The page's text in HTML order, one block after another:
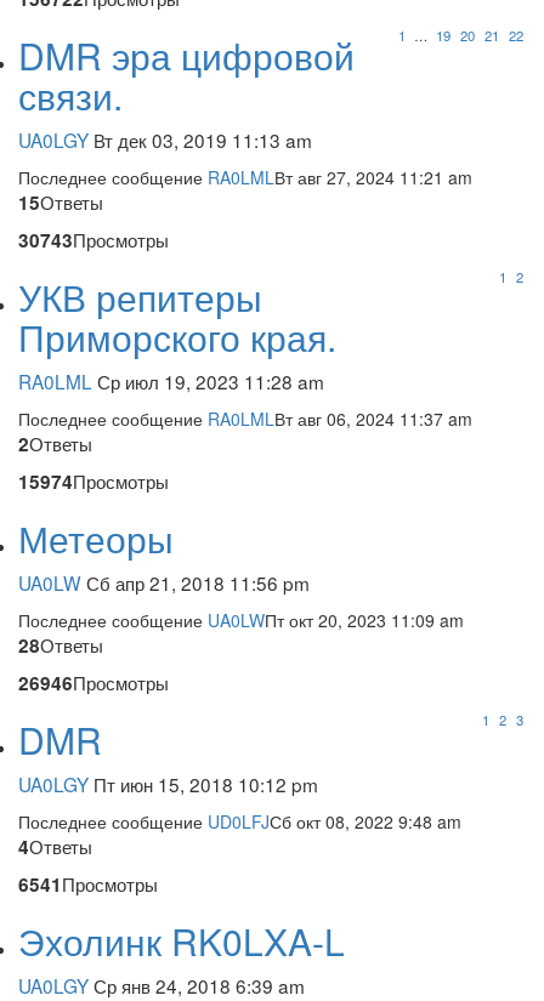
1 … 19 20 21 22
DMR эра цифровой
связи.
UA0LGY Вт дек 03, 2019 11:13 am
Последнее сообщение RA0LMLВт авг 27, 2024 11:21 am
15Ответы
30743Просмотры
1 2
УКВ репитеры
Приморского края.
RA0LML Ср июл 19, 2023 11:28 am
Последнее сообщение RA0LMLВт авг 06, 2024 11:37 am
2Ответы
15974Просмотры
Метеоры
UA0LWСб апр 21, 2018 11:56 pm
Последнее сообщение UA0LWПт окт 20, 2023 11:09 am
28Ответы
26946Просмотры
1 2 3
DMR
UA0LGY Пт июн 15, 2018 10:12 pm
Последнее сообщение UD0LFJСб окт 08, 2022 9:48 am
4Ответы
6541Просмотры
Эхолинк RK0LXA-L
UA0LGYСр янв 24, 2018 6:39 am